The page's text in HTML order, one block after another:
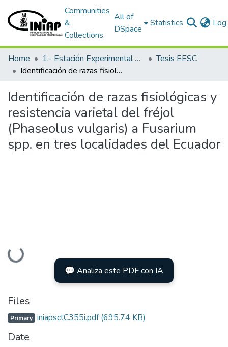
Communities
&
Collections
All of
DSpace
Statistics
Home 1.- Estación Experimental Santa Catalina
Tesis EESC
Identificación de razas fisiológicas y resistencia varietal del fréjol (Phaseolus vulgaris) a Fusarium spp. en tres localidades del Ecuador
Identificación de razas fisiológicas y
resistencia varietal del fréjol
(Phaseolus vulgaris) a Fusarium
spp. en tres localidades del Ecuador
Loading...
💬 Analiza este PDF con IA
Files
Primary iniapsctC355i.pdf(695.74 KB)
Date